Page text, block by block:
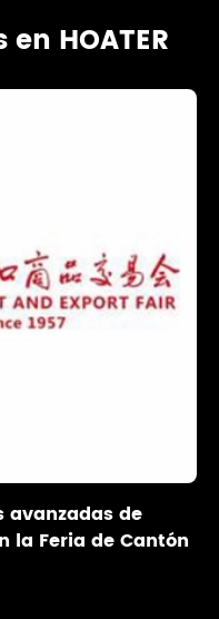
HOATER
avanzadas de
la Feria de Cantón